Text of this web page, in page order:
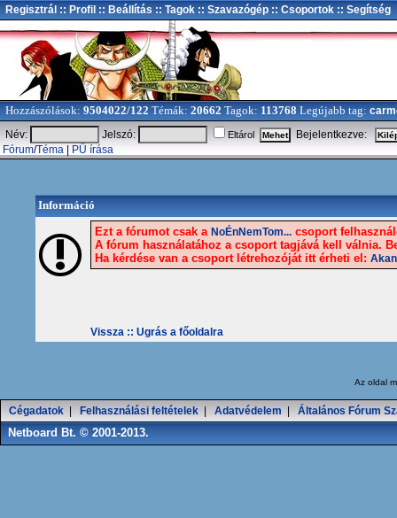
Regisztrál :: Profil :: Beállítás :: Tagok :: Szavazógép :: Csoportok :: Segítség
Hozzászólások: 9504022/122 Témák: 20662 Tagok: 113768 Legújabb tag:
Név:
Jelszó: Eltárol
Bejelentkezve:
Fórum/Téma PÜ írása
Információ
Ezt a fórumot csak a NoÉnNemTom... csoport
A fórum használatához a csoport tagjává kell válnia.
Ha kérdése van a csoport létrehozóját itt érheti el:
Vissza :: Ugrás a főoldalra
Az oldal
Cégadatok Felhasználási feltételek Adatvédelem Általános Fórum
Netboard Bt. © 2001-2013.